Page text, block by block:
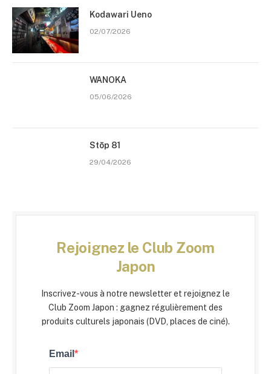
Kodawari Ueno
02/07/2026
WANOKA
05/06/2026
Stōp 81
29/04/2026
Rejoignez le Club Zoom
Japon
Inscrivez-vous à notre newsletter et rejoignez le
Club Zoom Japon : gagnez régulièrement des
produits culturels japonais (DVD, places de ciné).
Email